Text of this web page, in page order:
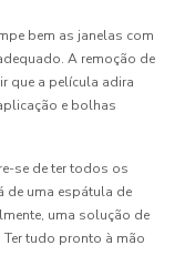
bem as janelas com
A remoção de
que a película adira
e bolhas
se de ter todos os
de uma espátula de
uma solução de
Ter tudo pronto à mão